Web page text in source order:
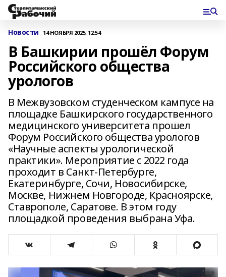
Новости 14 НОЯБРЯ 2025, 12:54
В Башкирии прошёл Форум
Российского общества
урологов
В Межвузовском студенческом кампусе на
площадке Башкирского государственного
медицинского университета прошел
Форум Российского общества урологов
«Научные аспекты урологической
практики». Мероприятие с 2022 года
проходит в Санкт-Петербурге,
Екатеринбурге, Сочи, Новосибирске,
Москве, Нижнем Новгороде, Красноярске,
Ставрополе, Саратове. В этом году
площадкой проведения выбрана Уфа.